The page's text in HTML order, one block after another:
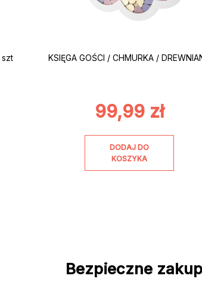
szt KSIĘGA GOŚCI / CHMURKA /
99,99 zł
DODAJ DO
KOSZYKA
Bezpieczne